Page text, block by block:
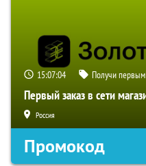
15:07:03 Получи
Первый заказ в сети
Россия
Промокод